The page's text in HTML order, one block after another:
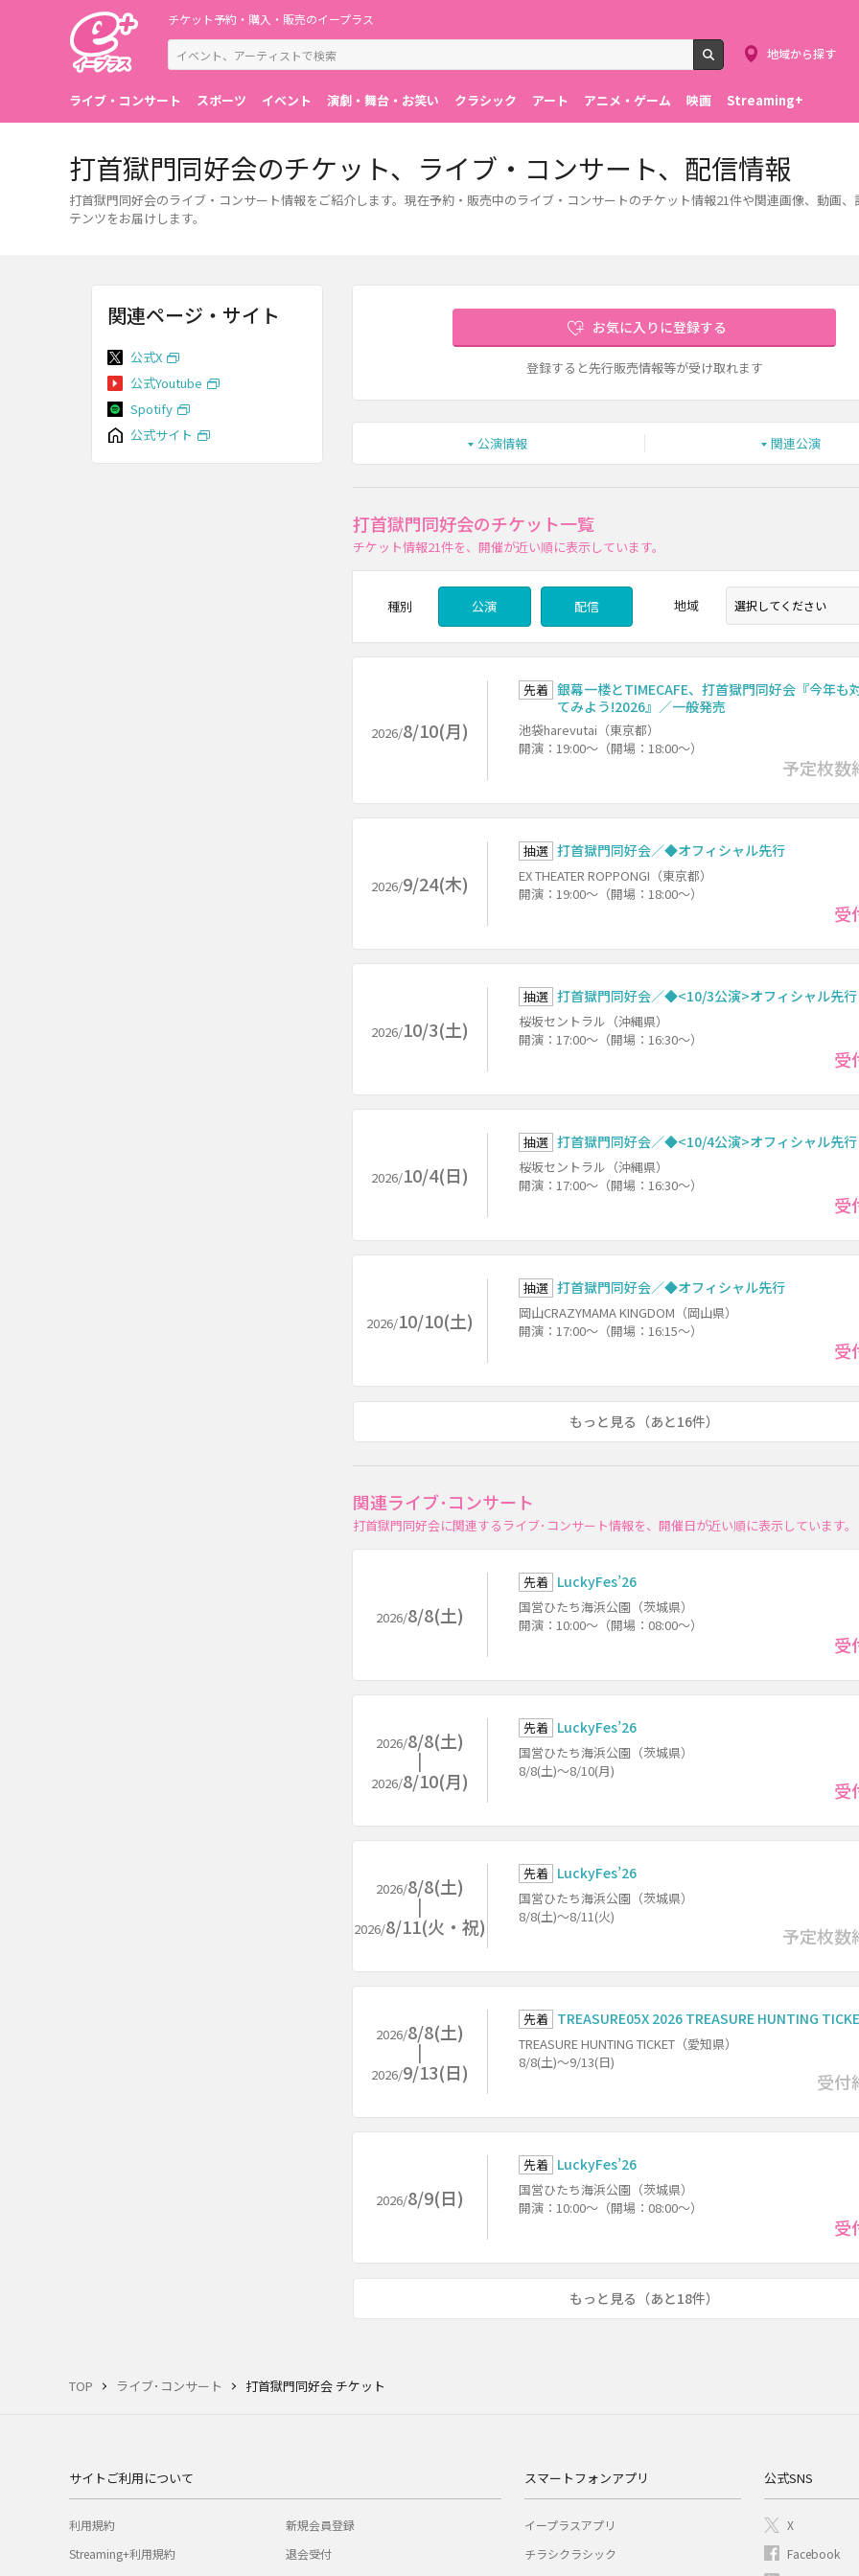
チケット予約・購入・販売のイープラス
検索
地域から探す
ライブ・コンサート スポーツ イベント 演劇・舞台・お笑い クラシック アート アニメ・ゲーム 映画 Streaming+
TOP ライブ･コンサート 打首獄門同好会 チケット
打首獄門同好会のチケット、ライブ・コンサート、配信情報
打首獄門同好会のライブ・コンサート情報をご紹介します。現在予約・販売中のライブ・コンサートのチケット情報21件や関連画像、動画
テンツをお届けします。
お気に入りに登録する
登録すると先行販売情報等が受け取れます
公演情報 関連公演
打首獄門同好会のチケット一覧
チケット情報21件を、開催が近い順に表示しています。
種別 公演 配信 地域
2026/8/10(月)
先着 銀幕一楼とTIMECAFE、打首獄門同好会『今年も
てみよう!2026』／一般発売
池袋harevutai（東京都）
開演：19:00～（開場：18:00～）
予定枚数
2026/9/24(木)
抽選 打首獄門同好会／◆オフィシャル先行
EX THEATER ROPPONGI（東京都）
開演：19:00～（開場：18:00～）
受
2026/10/3(土)
抽選 打首獄門同好会／◆<10/3公演>オフィシャル先行
桜坂セントラル（沖縄県）
開演：17:00～（開場：16:30～）
受
2026/10/4(日)
抽選 打首獄門同好会／◆<10/4公演>オフィシャル先行
桜坂セントラル（沖縄県）
開演：17:00～（開場：16:30～）
受
2026/10/10(土)
抽選 打首獄門同好会／◆オフィシャル先行
岡山CRAZYMAMA KINGDOM（岡山県）
開演：17:00～（開場：16:15～）
受
もっと見る（あと16件）
関連ライブ･コンサート
打首獄門同好会に関連するライブ･コンサート情報を、開催日が近い順に表示しています。
2026/8/8(土)
先着 LuckyFes’26
国営ひたち海浜公園（茨城県）
開演：10:00～（開場：08:00～）
受
2026/8/8(土)
2026/8/10(月)
先着 LuckyFes’26
国営ひたち海浜公園（茨城県）
8/8(土)～8/10(月)
受
2026/8/8(土)
2026/8/11(火・祝)
先着 LuckyFes’26
国営ひたち海浜公園（茨城県）
8/8(土)～8/11(火)
予定枚数
2026/8/8(土)
2026/9/13(日)
先着 TREASURE05X 2026 TREASURE HUNTING
TREASURE HUNTING TICKET（愛知県）
8/8(土)～9/13(日)
受付
2026/8/9(日)
先着 LuckyFes’26
国営ひたち海浜公園（茨城県）
開演：10:00～（開場：08:00～）
受
もっと見る（あと18件）
関連ページ・サイト
公式X
公式Youtube
Spotify
公式サイト
サイトご利用について
利用規約
Streaming+利用規約
新規会員登録
退会受付
スマートフォンアプリ
イープラスアプリ
チラシクラシック
公式SNS
X
Facebook